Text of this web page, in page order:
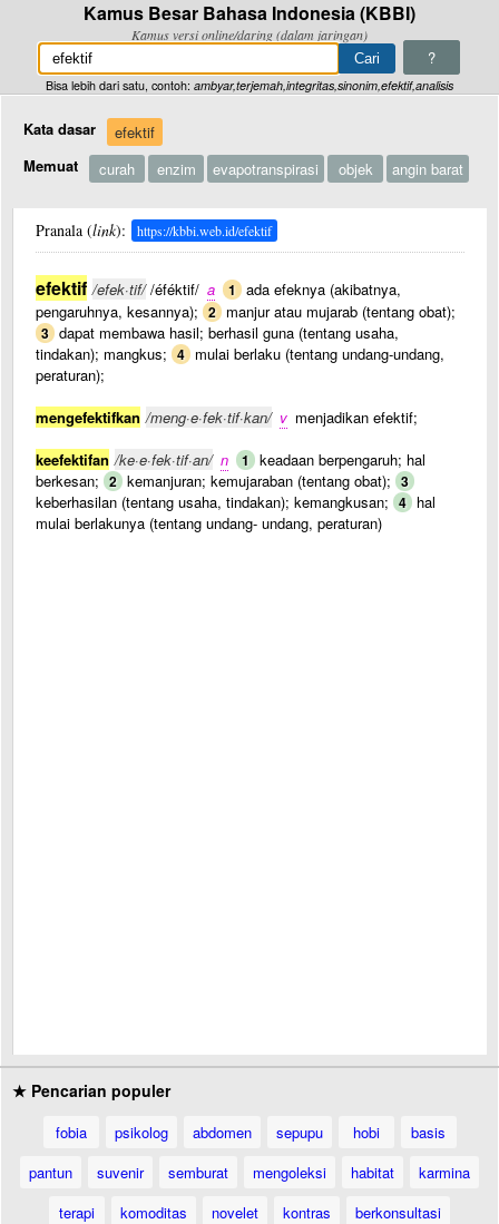
Kamus Besar Bahasa Indonesia (KBBI)
Kamus versi online/daring (dalam jaringan)
?
Bisa lebih dari satu, contoh: ambyar,terjemah,integritas,sinonim,efektif,analisis
Kata dasar
efektif
Memuat
curah enzim evapotranspirasi objek angin barat
Pranala (link): https://kbbi.web.id/efektif
efektif /efek·tif//éféktif/ a 1 ada efeknya (akibatnya,
pengaruhnya, kesannya); 2 manjur atau mujarab (tentang obat);
3 dapat membawa hasil; berhasil guna (tentang usaha,
tindakan); mangkus; 4 mulai berlaku (tentang undang-undang,
peraturan);
mengefektifkan /meng·e·fek·tif·kan/ v menjadikan efektif;
keefektifan /ke·e·fek·tif·an/ n 1 keadaan berpengaruh; hal
berkesan; 2 kemanjuran; kemujaraban (tentang obat); 3
keberhasilan (tentang usaha, tindakan); kemangkusan; 4 hal
mulai berlakunya (tentang undang- undang, peraturan)
★ Pencarian populer
fobia psikolog abdomen sepupu hobi
basis
pantun
suvenir semburat mengoleksi habitat
karmina
terapi
komoditas novelet kontras
berkonsultasi